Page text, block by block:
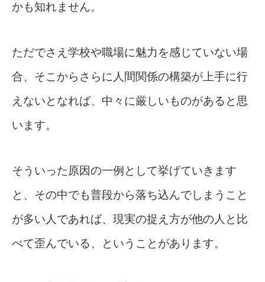
かも知れません。
ただでさえ学校や職場に魅力を感じていない場
合、そこからさらに人間関係の構築が上手に行
えないとなれば、中々に厳しいものがあると思
います。
そういった原因の一例として挙げていきます
と、その中でも普段から落ち込んでしまうこと
が多い人であれば、現実の捉え方が他の人と比
べて歪んでいる、ということがあります。